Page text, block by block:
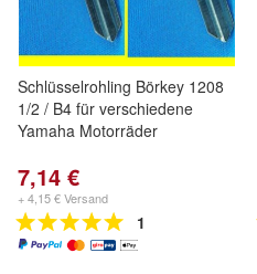
Schlüsselrohling Börkey 1208
1/2 / B4 für verschiedene
Yamaha Motorräder
7,14 €
+ 4,15 € Versand
1